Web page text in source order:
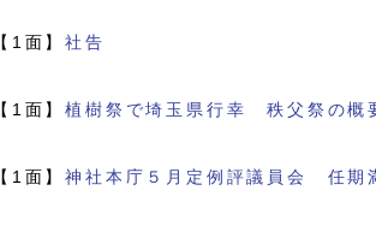
【1面】社告
【1面】植樹祭で埼玉県行幸 秩父祭の概
【1面】神社本庁５月定例評議員会 任